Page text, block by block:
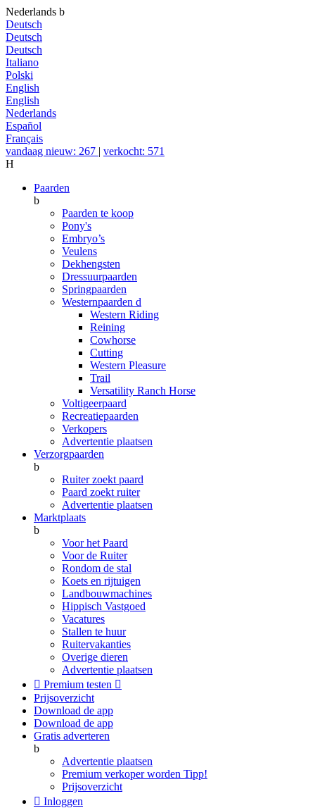
Nederlands b
Deutsch
Deutsch
Deutsch
Italiano
Polski
English
English
Nederlands
Español
Français
vandaag nieuw: 267 | verkocht: 571
H
Paarden
b
Paarden te koop
Pony's
Embryo’s
Veulens
Dekhengsten
Dressuurpaarden
Springpaarden
Westernpaarden d
Western Riding
Reining
Cowhorse
Cutting
Western Pleasure
Trail
Versatility Ranch Horse
Voltigeerpaard
Recreatiepaarden
Verkopers
Advertentie plaatsen
Verzorgpaarden
b
Ruiter zoekt paard
Paard zoekt ruiter
Advertentie plaatsen
Marktplaats
b
Voor het Paard
Voor de Ruiter
Rondom de stal
Koets en rijtuigen
Landbouwmachines
Hippisch Vastgoed
Vacatures
Stallen te huur
Ruitervakanties
Overige dieren
Advertentie plaatsen
 Premium testen 
Prijsoverzicht
Download de app
Download de app
Gratis adverteren
b
Advertentie plaatsen
Premium verkoper worden Tipp!
Prijsoverzicht
 Inloggen